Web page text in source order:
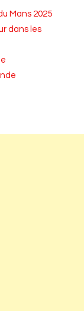
Mans 2025
dans les